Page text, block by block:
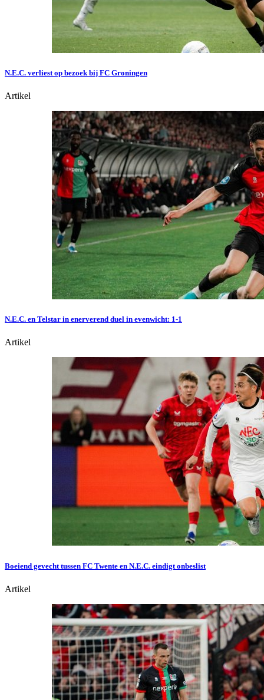
N.E.C. verliest op bezoek bij FC Groningen
Artikel
N.E.C. en Telstar in enerverend duel in evenwicht: 1-1
Artikel
Boeiend gevecht tussen FC Twente en N.E.C. eindigt onbeslist
Artikel